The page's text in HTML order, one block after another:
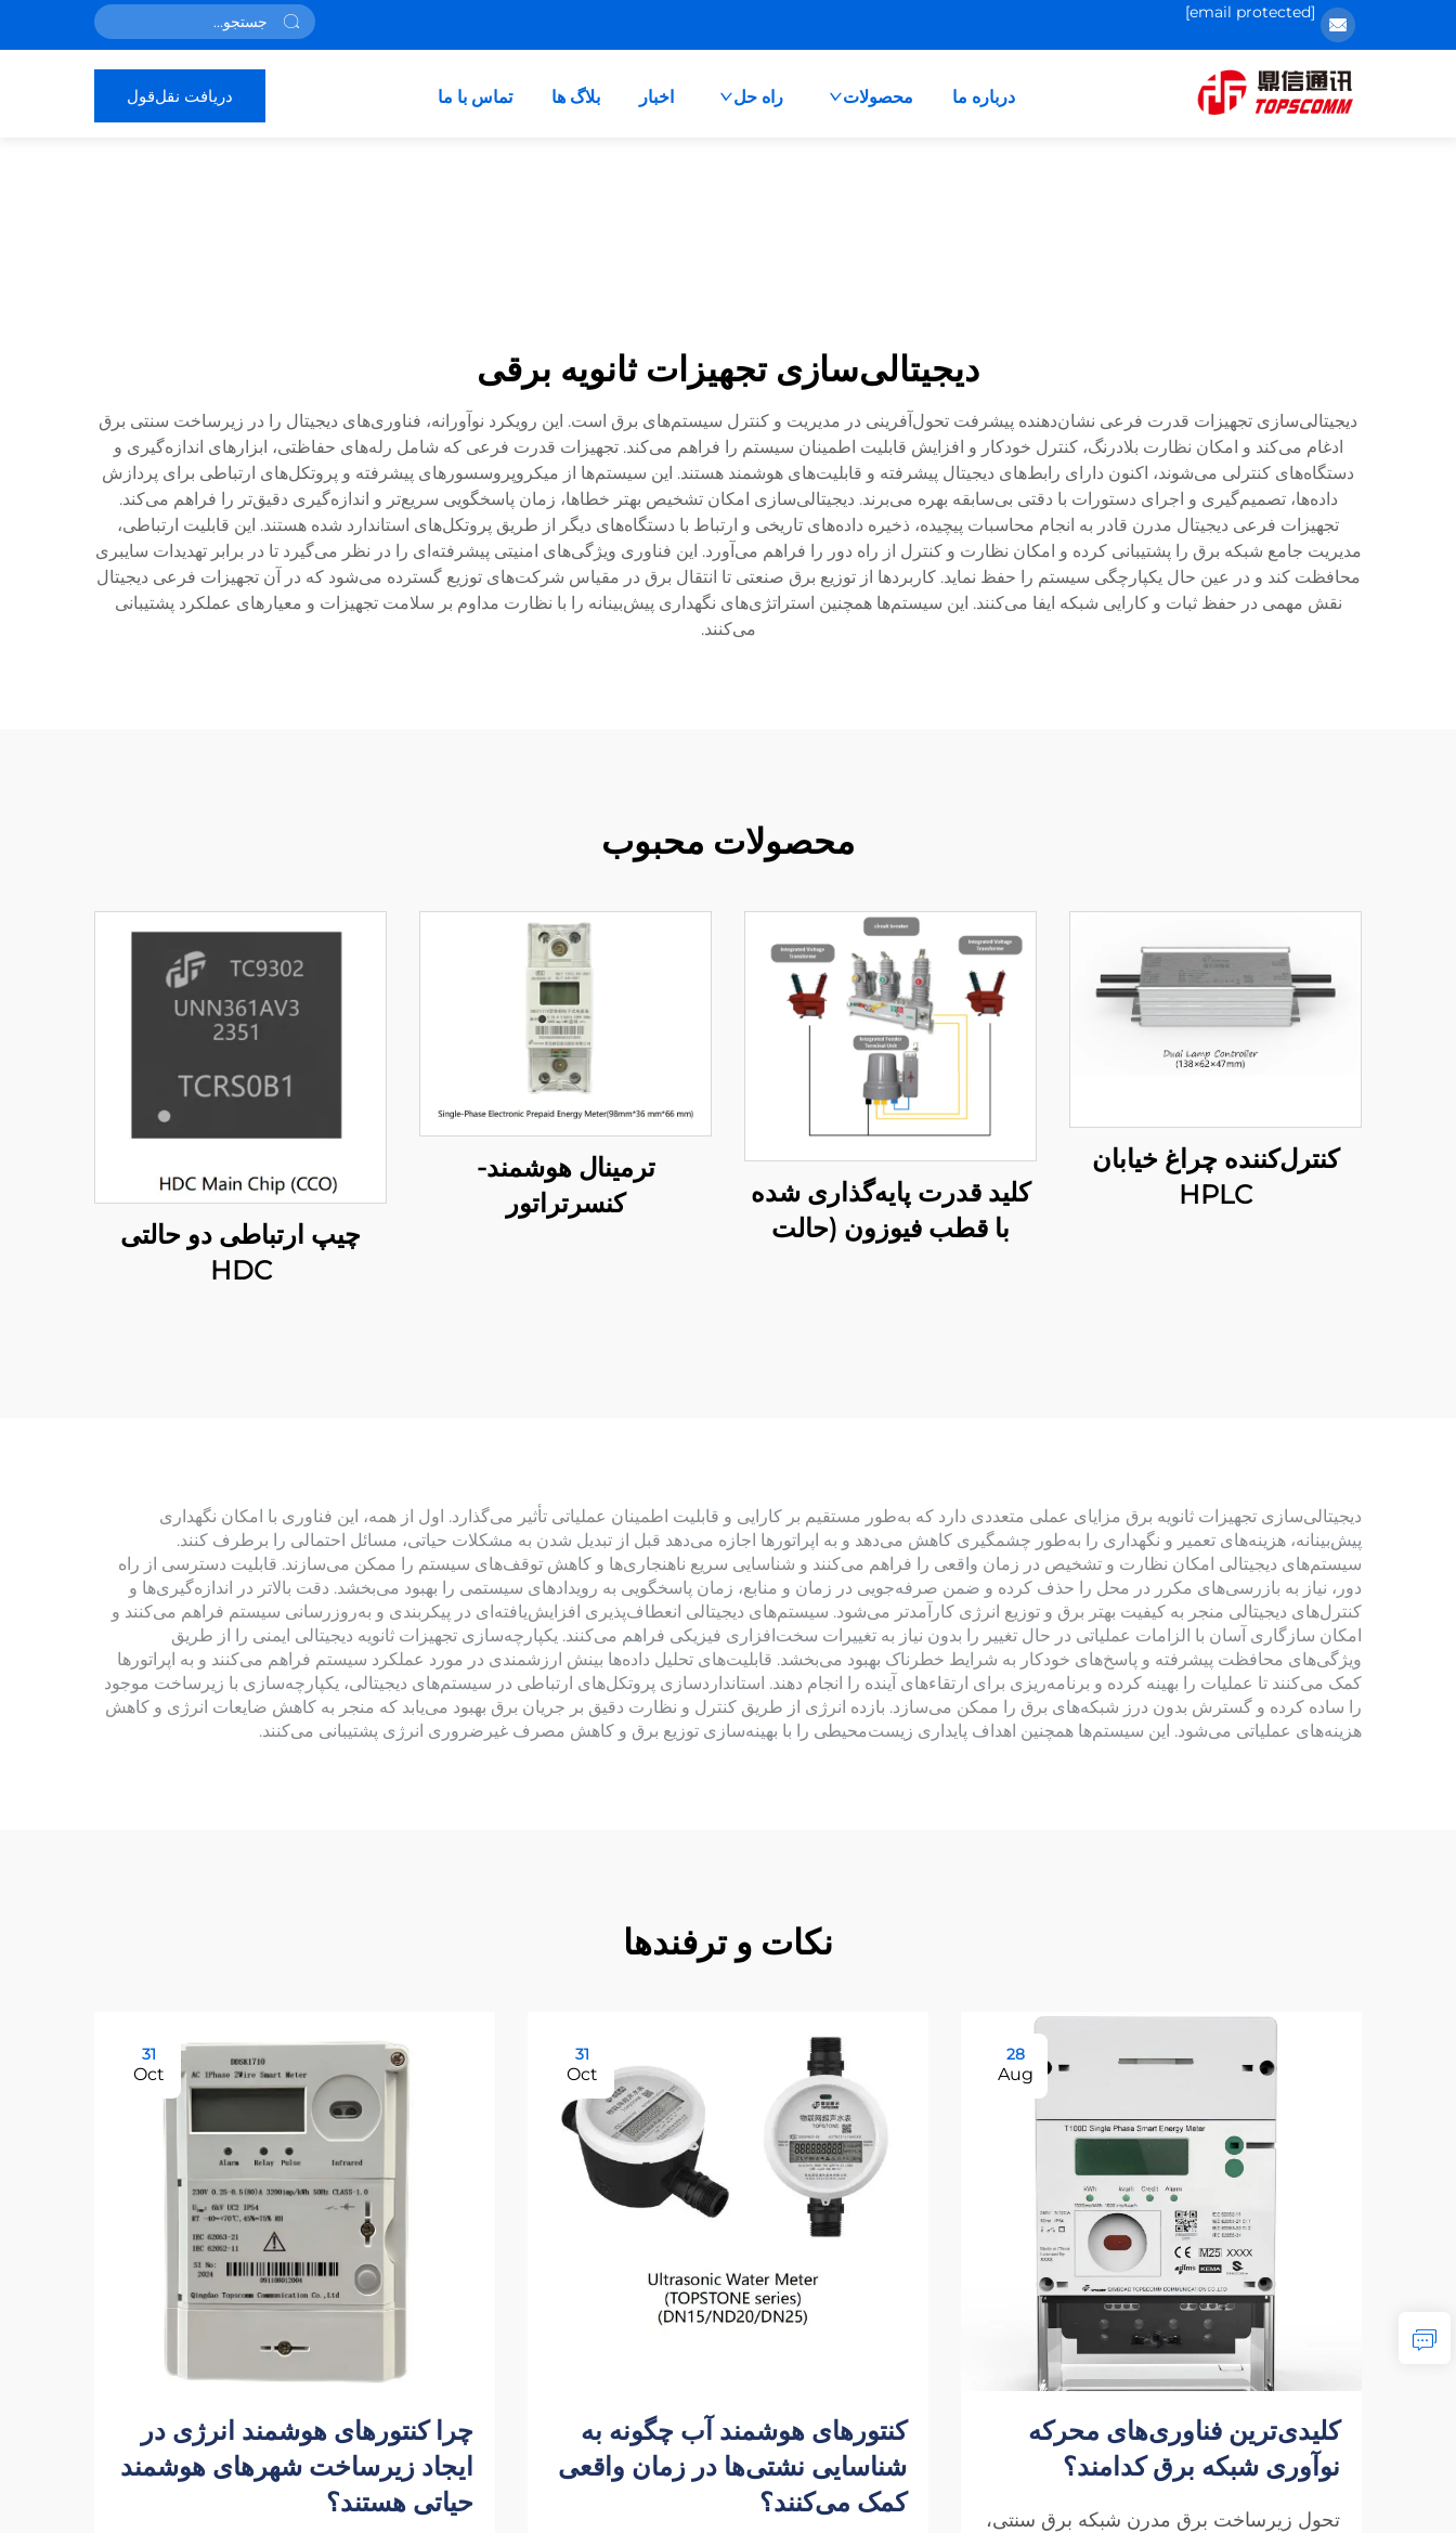
[email protected]
درباره ما محصولات راه حل اخبار بلاگ ها تماس با ما دریافت نقل‌قول
دیجیتالی‌سازی تجهیزات ثانویه برقی
دیجیتالی‌سازی تجهیزات قدرت فرعی نشان‌دهنده پیشرفت تحول‌آفرینی در مدیریت و کنترل سیستم‌های برق است. این رویکرد نوآورانه، فناوری‌های دیجیتال را در زیرساخت سنتی برق
ادغام می‌کند و امکان نظارت بلادرنگ، کنترل خودکار و افزایش قابلیت اطمینان سیستم را فراهم می‌کند. تجهیزات قدرت فرعی که شامل رله‌های حفاظتی، ابزارهای اندازه‌گیری و
دستگاه‌های کنترلی می‌شوند، اکنون دارای رابط‌های دیجیتال پیشرفته و قابلیت‌های هوشمند هستند. این سیستم‌ها از میکروپروسسورهای پیشرفته و پروتکل‌های ارتباطی برای پردازش
داده‌ها، تصمیم‌گیری و اجرای دستورات با دقتی بی‌سابقه بهره می‌برند. دیجیتالی‌سازی امکان تشخیص بهتر خطاها، زمان پاسخگویی سریع‌تر و اندازه‌گیری دقیق‌تر را فراهم می‌کند.
تجهیزات فرعی دیجیتال مدرن قادر به انجام محاسبات پیچیده، ذخیره داده‌های تاریخی و ارتباط با دستگاه‌های دیگر از طریق پروتکل‌های استاندارد شده هستند. این قابلیت ارتباطی،
مدیریت جامع شبکه برق را پشتیبانی کرده و امکان نظارت و کنترل از راه دور را فراهم می‌آورد. این فناوری ویژگی‌های امنیتی پیشرفته‌ای را در نظر می‌گیرد تا در برابر تهدیدات سایبری
محافظت کند و در عین حال یکپارچگی سیستم را حفظ نماید. کاربردها از توزیع برق صنعتی تا انتقال برق در مقیاس شرکت‌های توزیع گسترده می‌شود که در آن تجهیزات فرعی دیجیتال
نقش مهمی در حفظ ثبات و کارایی شبکه ایفا می‌کنند. این سیستم‌ها همچنین استراتژی‌های نگهداری پیش‌بینانه را با نظارت مداوم بر سلامت تجهیزات و معیارهای عملکرد پشتیبانی
می‌کنند.
محصولات محبوب
کنترل‌کننده چراغ خیابان
HPLC
کلید قدرت پایه‌گذاری شده
با قطب فیوزون (حالت
ترمینال هوشمند-
کنسرتراتور
چیپ ارتباطی دو حالتی
HDC
دیجیتالی‌سازی تجهیزات ثانویه برق مزایای عملی متعددی دارد که به‌طور مستقیم بر کارایی و قابلیت اطمینان عملیاتی تأثیر می‌گذارد. اول از همه، این فناوری با امکان نگهداری
پیش‌بینانه، هزینه‌های تعمیر و نگهداری را به‌طور چشمگیری کاهش می‌دهد و به اپراتورها اجازه می‌دهد قبل از تبدیل شدن به مشکلات حیاتی، مسائل احتمالی را برطرف کنند.
سیستم‌های دیجیتالی امکان نظارت و تشخیص در زمان واقعی را فراهم می‌کنند و شناسایی سریع ناهنجاری‌ها و کاهش توقف‌های سیستم را ممکن می‌سازند. قابلیت دسترسی از راه
دور، نیاز به بازرسی‌های مکرر در محل را حذف کرده و ضمن صرفه‌جویی در زمان و منابع، زمان پاسخگویی به رویدادهای سیستمی را بهبود می‌بخشد. دقت بالاتر در اندازه‌گیری‌ها و
کنترل‌های دیجیتالی منجر به کیفیت بهتر برق و توزیع انرژی کارآمدتر می‌شود. سیستم‌های دیجیتالی انعطاف‌پذیری افزایش‌یافته‌ای در پیکربندی و به‌روزرسانی سیستم فراهم می‌کنند و
امکان سازگاری آسان با الزامات عملیاتی در حال تغییر را بدون نیاز به تغییرات سخت‌افزاری فیزیکی فراهم می‌کنند. یکپارچه‌سازی تجهیزات ثانویه دیجیتالی ایمنی را از طریق
ویژگی‌های محافظت پیشرفته و پاسخ‌های خودکار به شرایط خطرناک بهبود می‌بخشد. قابلیت‌های تحلیل داده‌ها بینش ارزشمندی در مورد عملکرد سیستم فراهم می‌کنند و به اپراتورها
کمک می‌کنند تا عملیات را بهینه کرده و برنامه‌ریزی برای ارتقاءهای آینده را انجام دهند. استانداردسازی پروتکل‌های ارتباطی در سیستم‌های دیجیتالی، یکپارچه‌سازی با زیرساخت موجود
را ساده کرده و گسترش بدون درز شبکه‌های برق را ممکن می‌سازد. بازده انرژی از طریق کنترل و نظارت دقیق بر جریان برق بهبود می‌یابد که منجر به کاهش ضایعات انرژی و کاهش
هزینه‌های عملیاتی می‌شود. این سیستم‌ها همچنین اهداف پایداری زیست‌محیطی را با بهینه‌سازی توزیع برق و کاهش مصرف غیرضروری انرژی پشتیبانی می‌کنند.
نکات و ترفندها
28
Aug
کلیدی‌ترین فناوری‌های محرکه
نوآوری شبکه برق کدامند؟
تحول زیرساخت برق مدرن شبکه برق سنتی،
31
Oct
کنتورهای هوشمند آب چگونه به
شناسایی نشتی‌ها در زمان واقعی
کمک می‌کنند؟
31
Oct
چرا کنتورهای هوشمند انرژی در
ایجاد زیرساخت شهرهای هوشمند
حیاتی هستند؟